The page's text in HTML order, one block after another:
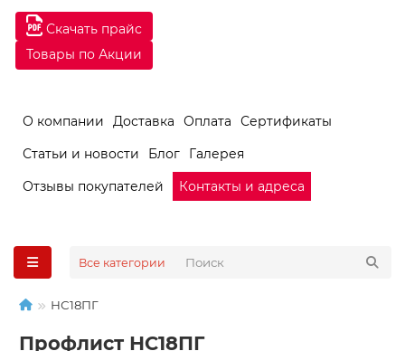
Скачать прайс
Товары по Акции
О компании Доставка Оплата
Сертификаты
Статьи и новости
Блог
Галерея
Отзывы покупателей
Контакты и адреса
Все категории
НС18ПГ
Профлист НС18ПГ